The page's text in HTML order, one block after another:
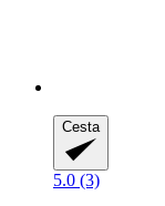
Cesta
5.0 (3)